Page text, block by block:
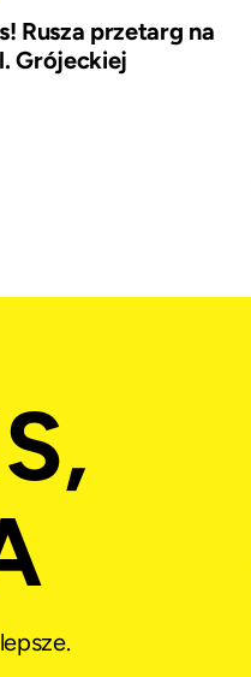
Rusza przetarg na
Grójeckiej